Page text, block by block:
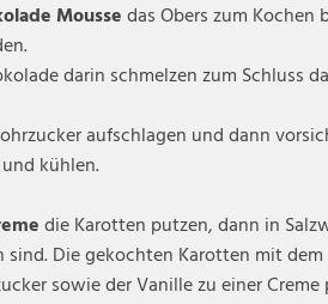
Moussedas Obers zum
darin schmelzen zum Schluss
aufschlagen und dann
kühlen.
die Karotten putzen, dann in
Die gekochten Karotten mit dem
sowie der Vanille zu einer Creme